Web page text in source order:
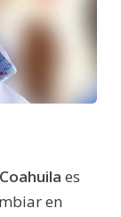
Coahuila es
en